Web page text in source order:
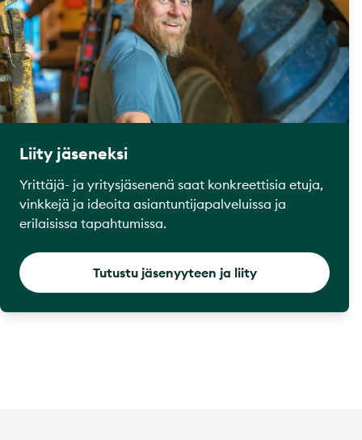
Liity jäseneksi
Yrittäjä- ja yritysjäsenenä saat konkreettisia etuja,
vinkkejä ja ideoita asiantuntijapalveluissa ja
erilaisissa tapahtumissa.
Tutustu jäsenyyteen ja liity